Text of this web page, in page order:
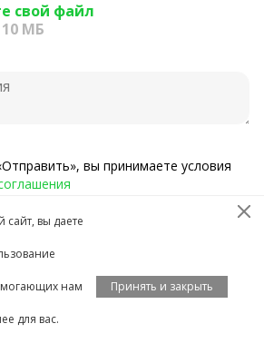
свой файл
МБ
вы принимаете условия
2023 ООО «НПСТЦ»
сайт, вы даете
нам
для вас.
Принять и закрыть